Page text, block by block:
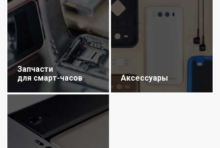
Запчасти
для смарт-часов
Аксессуары